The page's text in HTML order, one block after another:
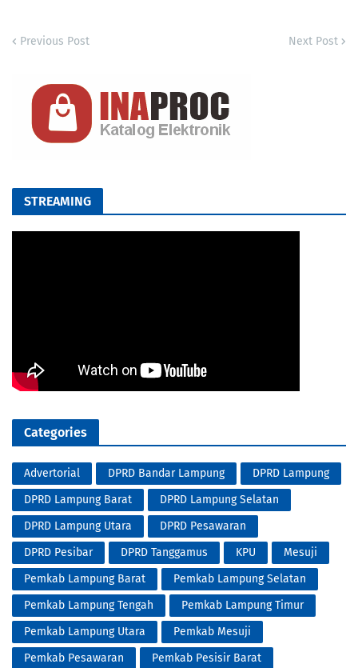
Previous Post Next Post
STREAMING
Categories
Advertorial DPRD Bandar Lampung
DPRD Lampung
DPRD Lampung Barat
DPRD Lampung Selatan
DPRD Lampung Utara
DPRD Pesawaran
DPRD Pesibar
DPRD Tanggamus KPU
Mesuji
Pemkab Lampung Barat
Pemkab Lampung Selatan
Pemkab Lampung Tengah
Pemkab Lampung Timur
Pemkab Lampung Utara
Pemkab Mesuji
Pemkab Pesawaran
Pemkab Pesisir Barat